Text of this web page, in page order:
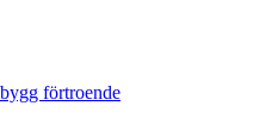
förtroende